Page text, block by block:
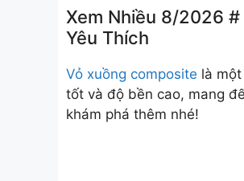
Xem Nhiều 8/2026 #
Yêu Thích
Vỏ xuồng composite là
tốt và độ bền cao, mang
khám phá thêm nhé!